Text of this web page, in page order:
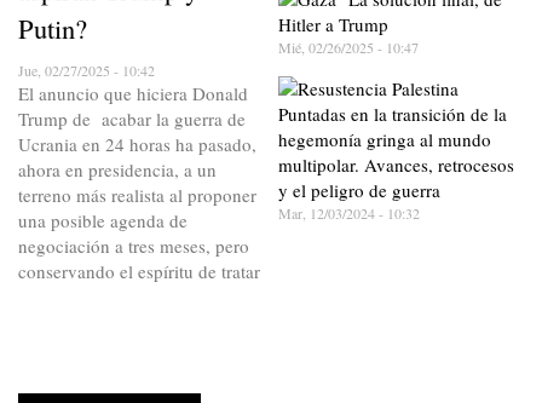
Putin?
Jue, 02/27/2025 - 10:42
El anuncio que hiciera Donald
Trump de acabar la guerra de
Ucrania en 24 horas ha pasado,
ahora en presidencia, a un
terreno más realista al proponer
una posible agenda de
negociación a tres meses, pero
conservando el espíritu de tratar
Hitler a Trump
Mié, 02/26/2025 - 10:47
Puntadas en la transición de la
hegemonía gringa al mundo
multipolar. Avances, retrocesos
y el peligro de guerra
Mar, 12/03/2024 - 10:32